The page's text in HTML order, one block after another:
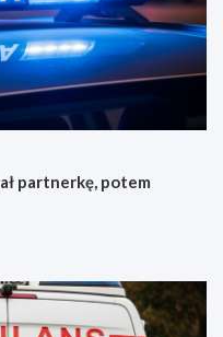
partnerkę, potem